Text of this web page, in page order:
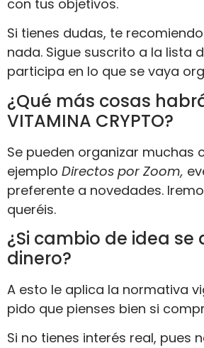
con tus objetivos.
Si tienes dudas, te
nada. Sigue suscrito a la lista
participa en lo que se vaya
¿Qué más cosas
VITAMINA CRYPTO?
Se pueden organizar muchas
ejemplo Directos por Zoom,
preferente a novedades.
queréis.
¿Si cambio de idea se
dinero?
A esto le aplica la normativa
pido que pienses bien si
Si no tienes interés real, pues